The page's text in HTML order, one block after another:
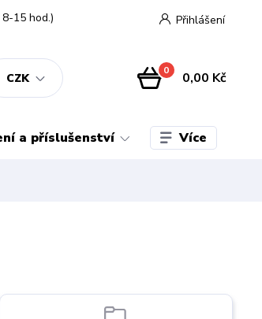
CZK
Přihlášení
8-15 hod.)
0 0,00 Kč
a příslušenství Více